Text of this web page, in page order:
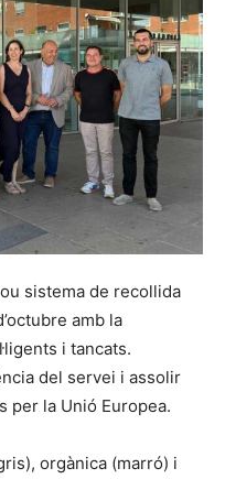
sistema de recollida
amb la
i tancats.
del servei i assolir
per la Unió Europea.
orgànica (marró) i